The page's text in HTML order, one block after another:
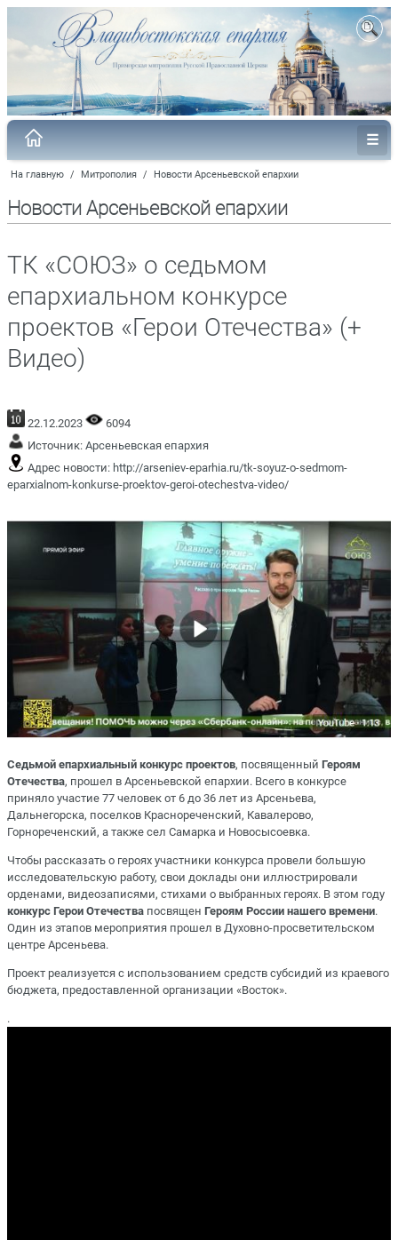
На главную / Митрополия / Новости Арсеньевской епархии
Новости Арсеньевской епархии
ТК «СОЮЗ» о седьмом
епархиальном конкурсе
проектов «Герои Отечества» (+
Видео)
22.12.2023
6094
Источник: Арсеньевская епархия
Адрес новости: http://arseniev-eparhia.ru/tk-soyuz-o-sedmom-
eparxialnom-konkurse-proektov-geroi-otechestva-video/
Седьмой епархиальный конкурс проектов, посвященный Героям
Отечества, прошел в Арсеньевской епархии. Всего в конкурсе
приняло участие 77 человек от 6 до 36 лет из Арсеньева,
Дальнегорска, поселков Краснореченский, Кавалерово,
Горнореченский, а также сел Самарка и Новосысоевка.
Чтобы рассказать о героях участники конкурса провели большую
исследовательскую работу, свои доклады они иллюстрировали
орденами, видеозаписями, стихами о выбранных героях. В этом году
конкурс Герои Отечества посвящен Героям России нашего времени.
Один из этапов мероприятия прошел в Духовно-просветительском
центре Арсеньева.
Проект реализуется с использованием средств субсидий из краевого
бюджета, предоставленной организации «Восток».
.